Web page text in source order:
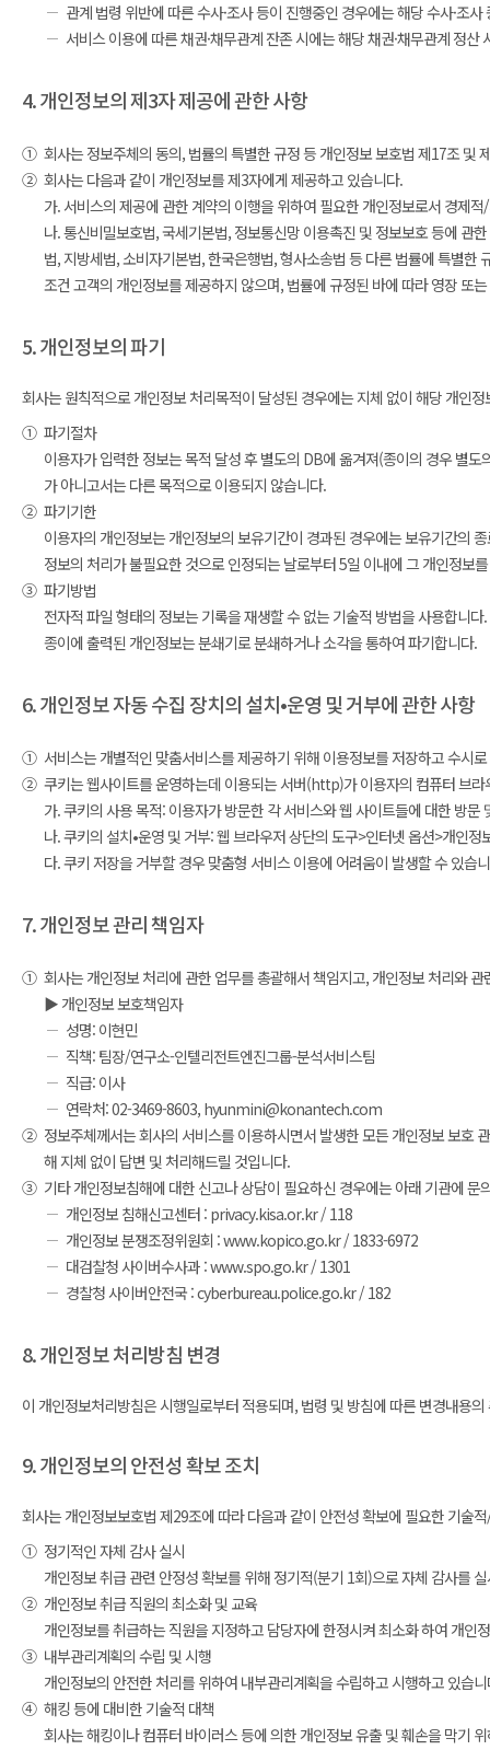
관계 법령 위반에 따른 수사·조사 등이 진행중인 경우에는 해당 수사·조사
서비스 이용에 따른 채권·채무관계 잔존 시에는 해당 채권·채무관계 정산
4. 개인정보의 제3자 제공에 관한 사항
① 회사는 정보주체의 동의, 법률의 특별한 규정 등 개인정보 보호법 제17조 및
② 회사는 다음과 같이 개인정보를 제3자에게 제공하고 있습니다.
가. 서비스의 제공에 관한 계약의 이행을 위하여 필요한 개인정보로서 경제
나. 통신비밀보호법, 국세기본법, 정보통신망 이용촉진 및 정보보호 등에 관
법, 지방세법, 소비자기본법, 한국은행법, 형사소송법 등 다른 법률에 특별
조건 고객의 개인정보를 제공하지 않으며, 법률에 규정된 바에 따라 영장 또
5. 개인정보의 파기
회사는 원칙적으로 개인정보 처리목적이 달성된 경우에는 지체 없이 해당 개인
① 파기절차
이용자가 입력한 정보는 목적 달성 후 별도의 DB에 옮겨져(종이의 경우 별
가 아니고서는 다른 목적으로 이용되지 않습니다.
② 파기기한
이용자의 개인정보는 개인정보의 보유기간이 경과된 경우에는 보유기간의
정보의 처리가 불필요한 것으로 인정되는 날로부터 5일 이내에 그 개인정보
③ 파기방법
전자적 파일 형태의 정보는 기록을 재생할 수 없는 기술적 방법을 사용합니다.
종이에 출력된 개인정보는 분쇄기로 분쇄하거나 소각을 통하여 파기합니다.
6. 개인정보 자동 수집 장치의 설치•운영 및 거부에 관한 사항
① 서비스는 개별적인 맞춤서비스를 제공하기 위해 이용정보를 저장하고 수시
② 쿠키는 웹사이트를 운영하는데 이용되는 서버(http)가 이용자의 컴퓨터 브
가. 쿠키의 사용 목적: 이용자가 방문한 각 서비스와 웹 사이트들에 대한 방
나. 쿠키의 설치•운영 및 거부: 웹 브라우저 상단의 도구>인터넷 옵션>개인
다. 쿠키 저장을 거부할 경우 맞춤형 서비스 이용에 어려움이 발생할 수 있습
7. 개인정보 관리 책임자
① 회사는 개인정보 처리에 관한 업무를 총괄해서 책임지고, 개인정보 처리와
▶ 개인정보 보호책임자
성명: 이현민
직책: 팀장/연구소-인텔리전트엔진그룹-분석서비스팀
직급: 이사
연락처: 02-3469-8603, hyunmini@konantech.com
② 정보주체께서는 회사의 서비스를 이용하시면서 발생한 모든 개인정보 보호
해 지체 없이 답변 및 처리해드릴 것입니다.
③ 기타 개인정보침해에 대한 신고나 상담이 필요하신 경우에는 아래 기관에 문
개인정보 침해신고센터 : privacy.kisa.or.kr / 118
개인정보 분쟁조정위원회 : www.kopico.go.kr / 1833-6972
대검찰청 사이버수사과 : www.spo.go.kr / 1301
경찰청 사이버안전국 : cyberbureau.police.go.kr / 182
8. 개인정보 처리방침 변경
이 개인정보처리방침은 시행일로부터 적용되며, 법령 및 방침에 따른 변경내용
9. 개인정보의 안전성 확보 조치
회사는 개인정보보호법 제29조에 따라 다음과 같이 안전성 확보에 필요한 기술
① 정기적인 자체 감사 실시
개인정보 취급 관련 안정성 확보를 위해 정기적(분기 1회)으로 자체 감사를
② 개인정보 취급 직원의 최소화 및 교육
개인정보를 취급하는 직원을 지정하고 담당자에 한정시켜 최소화 하여 개인
③ 내부관리계획의 수립 및 시행
개인정보의 안전한 처리를 위하여 내부관리계획을 수립하고 시행하고 있습
④ 해킹 등에 대비한 기술적 대책
회사는 해킹이나 컴퓨터 바이러스 등에 의한 개인정보 유출 및 훼손을 막기